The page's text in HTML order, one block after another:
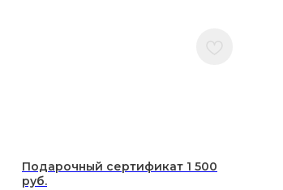
Подарочный сертификат 1 500
руб.